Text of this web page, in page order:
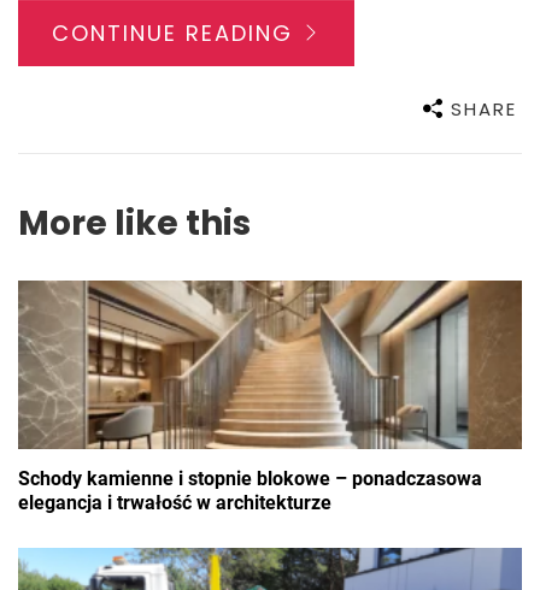
CONTINUE READING
SHARE
More like this
Schody kamienne i stopnie blokowe – ponadczasowa
elegancja i trwałość w architekturze